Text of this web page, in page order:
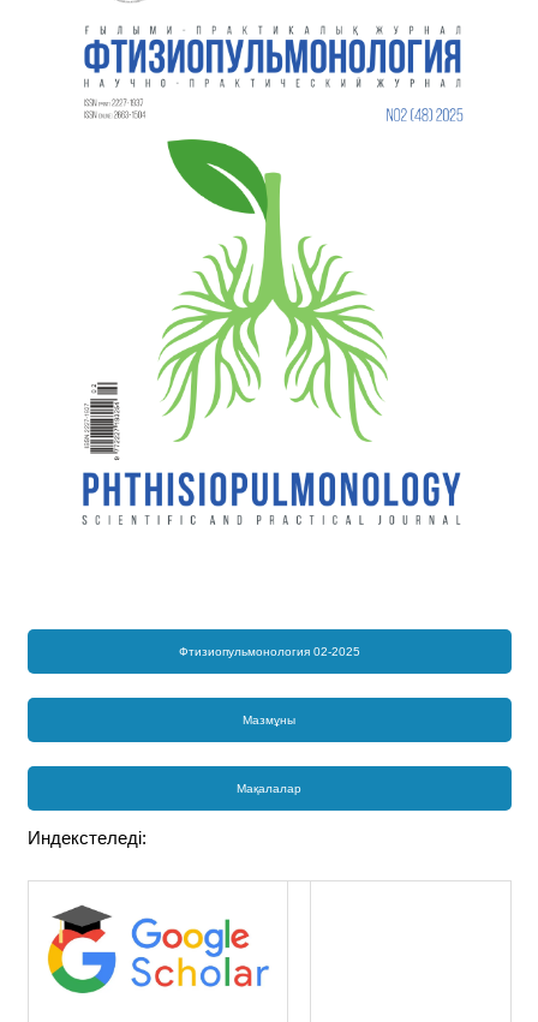
Фтизиопульмонология 02-2025
Мазмұны
Мақалалар
Индекстеледі: